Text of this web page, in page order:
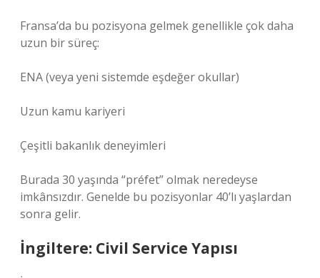
Fransa’da bu pozisyona gelmek genellikle çok daha
uzun bir süreç:
ENA (veya yeni sistemde eşdeğer okullar)
Uzun kamu kariyeri
Çeşitli bakanlık deneyimleri
Burada 30 yaşında “préfet” olmak neredeyse
imkânsızdır. Genelde bu pozisyonlar 40’lı yaşlardan
sonra gelir.
İngiltere: Civil Service Yapısı